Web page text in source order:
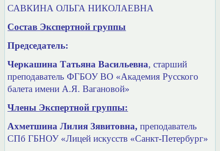
САВКИНА ОЛЬГА НИКОЛАЕВНА
Состав Экспертной группы
Председатель:
Черкашина Татьяна Васильевна, старший
преподаватель ФГБОУ ВО «Академия Русского
балета имени А.Я. Вагановой»
Члены Экспертной группы:
Ахметшина Лилия Зявитовна,преподаватель
СПб ГБНОУ «Лицей искусств «Санкт-Петербург»